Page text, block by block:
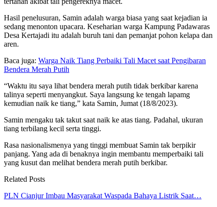
Hasil penelusuran, Samin adalah warga biasa yang saat kejadian ia
sedang menonton upacara. Keseharian warga Kampung Padawaras
Desa Kertajadi itu adalah buruh tani dan pemanjat pohon kelapa dan
aren.
Baca juga: Warga Naik Tiang Perbaiki Tali Macet saat Pengibaran
Bendera Merah Putih
“Waktu itu saya lihat bendera merah putih tidak berkibar karena
talinya seperti menyangkut. Saya langsung ke tengah lapamg
kemudian naik ke tiang,” kata Samin, Jumat (18/8/2023).
Samin mengaku tak takut saat naik ke atas tiang. Padahal, ukuran
tiang terbilang kecil serta tinggi.
Rasa nasionalismenya yang tinggi membuat Samin tak berpikir
panjang. Yang ada di benaknya ingin membantu memperbaiki tali
yang kusut dan melihat bendera merah putih berkibar.
Related Posts
PLN Cianjur Imbau Masyarakat Waspada Bahaya Listrik Saat…